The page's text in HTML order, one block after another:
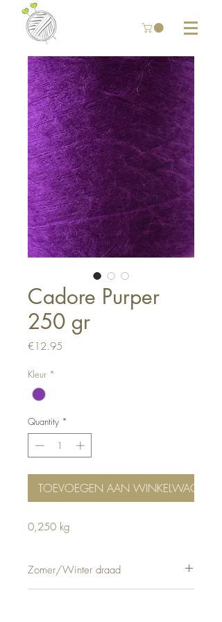
Cadore Purper
250 gr
€12.95
Kleur *
Quantity *
TOEVOEGEN AAN WINKELWAGEN
0,250 kg
Zomer/Winter draad